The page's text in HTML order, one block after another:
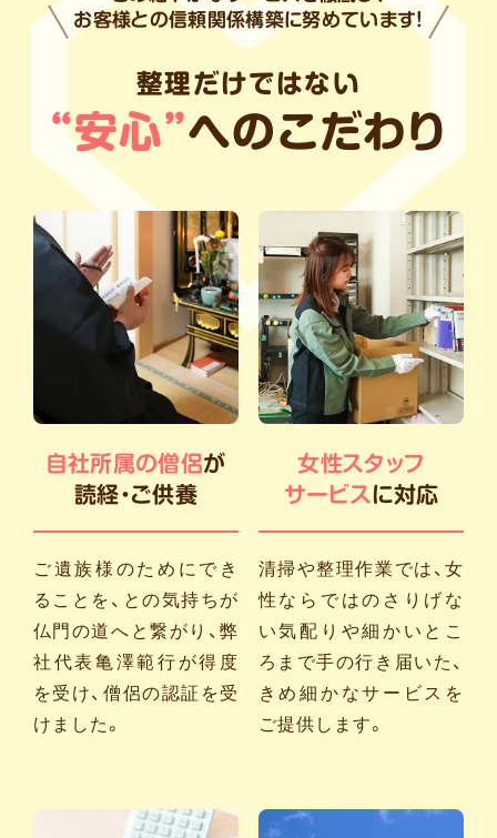
整理だけではない
“安心”へのこだわり
お客様との信頼関係構築に努めています!
自社所属の僧侶が
読経・ご供養
ご遺族様のためにでき
ることを、との気持ちが
仏門の道へと繋がり、弊
社代表亀澤範行が得度
を受け、僧侶の認証を受
けました。
女性スタッフ
サービスに対応
清掃や整理作業では、女
性ならではのさりげな
い気配りや細かいとこ
ろまで手の行き届いた、
きめ細かなサービスを
ご提供します。